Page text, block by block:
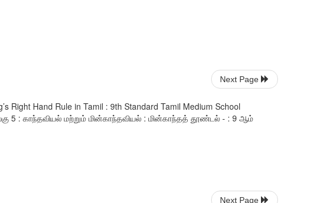
Next Page
Right Hand Rule in Tamil : 9th Standard Tamil Medium School
5 : காந்தவியல் மற்றும் மின்காந்தவியல் : மின்காந்தத் தூண்டல் - : 9 ஆம்
Next Page